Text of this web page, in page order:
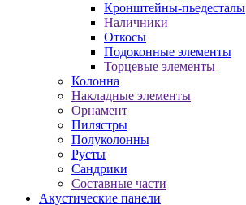
Кронштейны-пьедесталы
Наличники
Откосы
Подоконные элементы
Торцевые элементы
Колонна
Накладные элементы
Орнамент
Пилястры
Полуколонны
Русты
Сандрики
Составные части
Акустические панели